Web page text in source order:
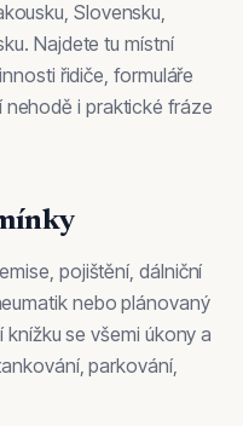
Slovensku,
Najdete tu místní
řidiče, formuláře
i praktické fráze
pojištění, dálniční
nebo plánovaný
se všemi úkony a
parkování,